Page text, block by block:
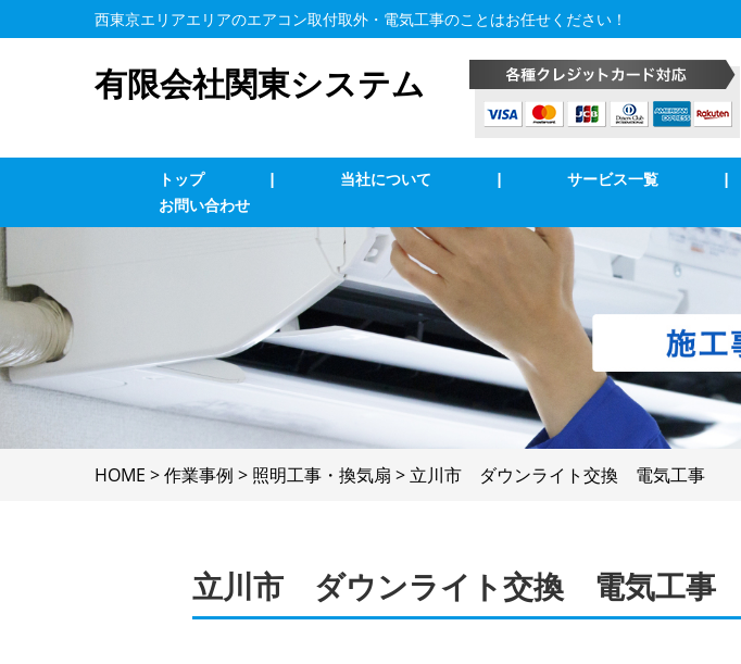
西東京エリアエリアのエアコン取付取外・電気工事のことはお任せください！
有限会社関東システム
トップ | 当社について | サービス一覧
業務用エアコン交換・取付・修理 エアコンクリーニング
照明の修理・取付
ブレーカー修理・取付
単相３線式切替工事
電気配線工事
|
お問い合わせ
HOME >作業事例 > 照明工事・換気扇 > 立川市 ダウンライト交換 電気工事
立川市 ダウンライト交換 電気工事